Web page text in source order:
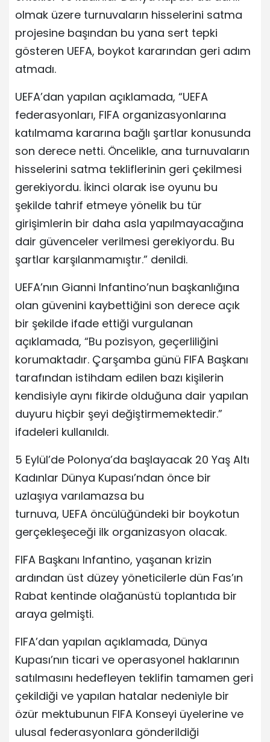
olmak üzere turnuvaların hisselerini satma
projesine başından bu yana sert tepki
gösteren UEFA, boykot kararından geri adım
atmadı.
UEFA’dan yapılan açıklamada, “UEFA
federasyonları, FIFA organizasyonlarına
katılmama kararına bağlı şartlar konusunda
son derece netti. Öncelikle, ana turnuvaların
hisselerini satma tekliflerinin geri çekilmesi
gerekiyordu. İkinci olarak ise oyunu bu
şekilde tahrif etmeye yönelik bu tür
girişimlerin bir daha asla yapılmayacağına
dair güvenceler verilmesi gerekiyordu. Bu
şartlar karşılanmamıştır.” denildi.
UEFA’nın Gianni Infantino’nun başkanlığına
olan güvenini kaybettiğini son derece açık
bir şekilde ifade ettiği vurgulanan
açıklamada, “Bu pozisyon, geçerliliğini
korumaktadır. Çarşamba günü FIFA Başkanı
tarafından istihdam edilen bazı kişilerin
kendisiyle aynı fikirde olduğuna dair yapılan
duyuru hiçbir şeyi değiştirmemektedir.”
ifadeleri kullanıldı.
5 Eylül’de Polonya’da başlayacak 20 Yaş Altı
Kadınlar Dünya Kupası’ndan önce bir
uzlaşıya varılamazsa bu
turnuva, UEFA öncülüğündeki bir boykotun
gerçekleşeceği ilk organizasyon olacak.
FIFA Başkanı Infantino, yaşanan krizin
ardından üst düzey yöneticilerle dün Fas’ın
Rabat kentinde olağanüstü toplantıda bir
araya gelmişti.
FIFA’dan yapılan açıklamada, Dünya
Kupası’nın ticari ve operasyonel haklarının
satılmasını hedefleyen teklifin tamamen geri
çekildiği ve yapılan hatalar nedeniyle bir
özür mektubunun FIFA Konseyi üyelerine ve
ulusal federasyonlara gönderildiği